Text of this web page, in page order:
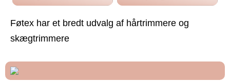
Føtex har et bredt udvalg af hårtrimmere og
skægtrimmere